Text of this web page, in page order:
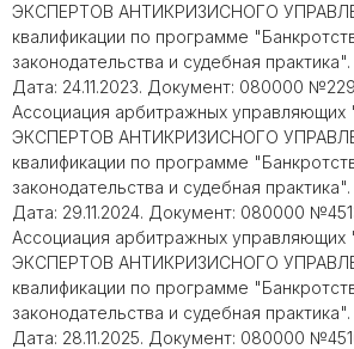
ЭКСПЕРТОВ АНТИКРИЗИСНОГО
квалификации по программе
законодательства и судебная практика".
Дата: 24.11.2023. Документ: 080000
Ассоциация арбитражных
ЭКСПЕРТОВ АНТИКРИЗИСНОГО
квалификации по программе
законодательства и судебная практика".
Дата: 29.11.2024. Документ: 080000
Ассоциация арбитражных
ЭКСПЕРТОВ АНТИКРИЗИСНОГО
квалификации по программе
законодательства и судебная практика".
Дата: 28.11.2025. Документ: 080000